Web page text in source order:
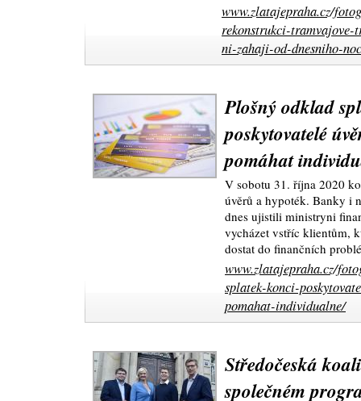
www.zlatajepraha.cz/
rekonstrukci-
ni-zahaji-od-dnesniho-
Plošný odklad
poskytovatelé
pomáhat
V sobotu 31. října 2020
úvěrů a hypoték. Banky i
dnes ujistili ministryni
vycházet vstříc klientům,
dostat do finančních
www.zlatajepraha.cz/
splatek-konci-
pomahat-individualne/
Středočeská
společném